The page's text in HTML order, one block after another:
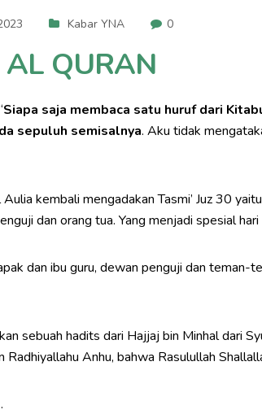
Kabar YNA 0
QURAN
Siapa saja membaca satu huruf dari
sepuluh semisalnya. Aku tidak
kembali mengadakan Tasmi’ Juz 30
dan orang tua. Yang menjadi spesial
dan ibu guru, dewan penguji dan
sebuah hadits dari Hajjaj bin Minhal dari
Anhu, bahwa Rasulullah
.